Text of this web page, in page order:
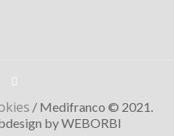
/ Medifranco © 2021.
by WEBORBI